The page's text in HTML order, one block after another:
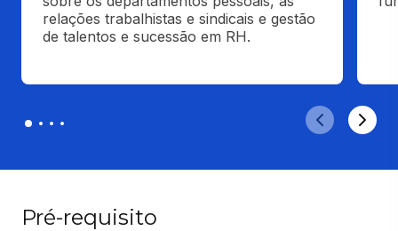
relações trabalhistas e sindicais e gestão
de talentos e sucessão em RH.
Pré-requisito